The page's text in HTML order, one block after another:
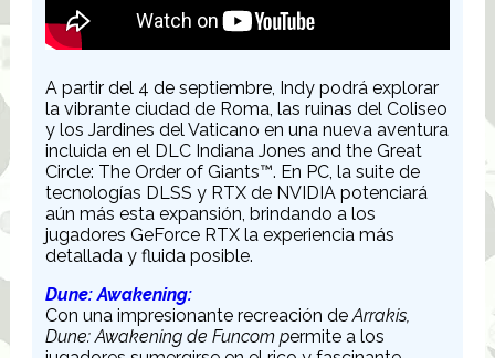
A partir del 4 de septiembre, Indy podrá explorar
la vibrante ciudad de Roma, las ruinas del Coliseo
y los Jardines del Vaticano en una nueva aventura
incluida en el DLC Indiana Jones and the Great
Circle: The Order of Giants™. En PC, la suite de
tecnologías DLSS y RTX de NVIDIA potenciará
aún más esta expansión, brindando a los
jugadores GeForce RTX la experiencia más
detallada y fluida posible.
Dune: Awakening:
Con una impresionante recreación deArrakis,
Dune: Awakening de Funcom permite a los